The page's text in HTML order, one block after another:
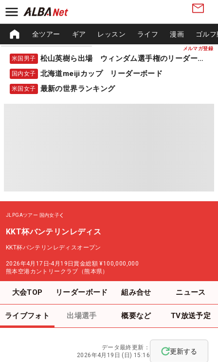
メルマガ登録
全ツアー ギア レッスン ライフ 漫画 ゴル
米国男子 松山英樹ら出場 ウィンダム選手権のリーダーボード
国内女子 北海道meijiカップ リーダーボード
米国女子 最新の世界ランキング
JLPGAツアー 国内女子
KKT杯バンテリンレディス
KKT杯バンテリンレディスオープン
2026年4月17日-4月19日賞金総額 ¥100,000,000
熊本空港カントリークラブ（熊本県）
大会TOP リーダーボード 組み合せ ニュース
ライブフォト 出場選手 概要など TV放送予定
データ最終更新：
2026年4月19日 (日) 15:16
更新する